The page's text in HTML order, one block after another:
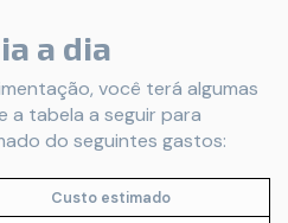
a dia
você terá algumas
a tabela a seguir para
do seguintes gastos:
Custo estimado